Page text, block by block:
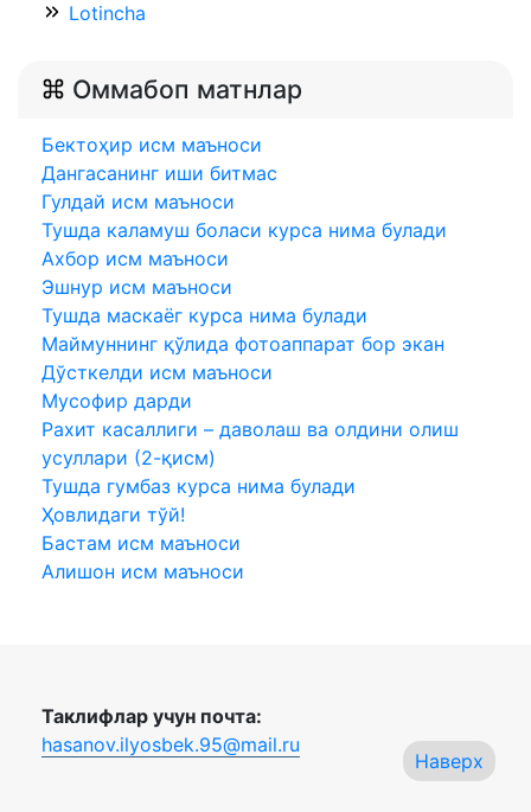
Lotincha
Оммабоп матнлар
Бектоҳир исм маъноси
Дангасанинг иши битмас
Гулдай исм маъноси
Тушда каламуш боласи курса нима булади
Ахбор исм маъноси
Эшнур исм маъноси
Тушда маскаёг курса нима булади
Маймуннинг қўлида фотоаппарат бор экан
Дўсткелди исм маъноси
Мусофир дарди
Рахит касаллиги – даволаш ва олдини олиш
усуллари (2-қисм)
Тушда гумбаз курса нима булади
Ҳовлидаги тўй!
Бастам исм маъноси
Алишон исм маъноси
Наверх
Таклифлар учун почта:
hasanov.ilyosbek.95@mail.ru